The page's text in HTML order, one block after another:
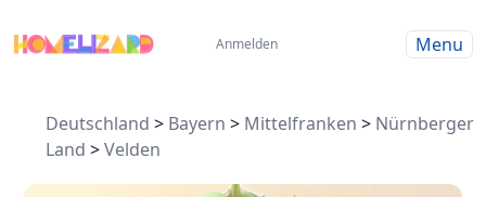
Anmelden Menu
Deutschland > Bayern > Mittelfranken > Nürnberger
Land >Velden